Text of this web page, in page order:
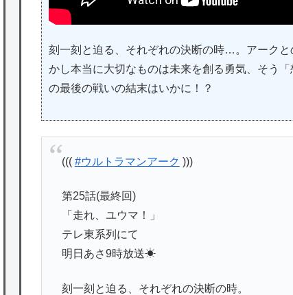
刻一刻と迫る、それぞれの決断の時…。アーク
かし本当に大切なものは未来を創る勇気、そう
の最後の戦いの結末はいかに！？
((( #ウルトラマンアーク )))
第25話(最終回)
「走れ、ユウマ！」
テレ東系列にて
明日あさ9時放送☀
刻一刻と迫る、それぞれの決断の時。